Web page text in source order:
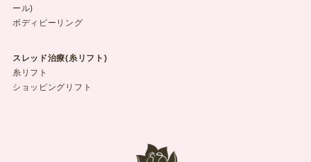
ール)
ボディピーリング
スレッド治療(糸リフト)
糸リフト
ショッピングリフト